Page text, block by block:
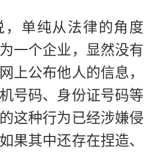
，单纯从法律的角度
一个企业，显然没有
上公布他人的信息，
号码、身份证号码等
这种行为已经涉嫌侵
果其中还存在捏造、